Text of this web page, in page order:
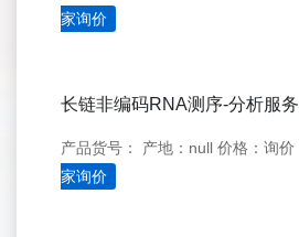
家询价
长链非编码RNA测序-分析服务
产品货号： 产地：null 价格：询价
家询价